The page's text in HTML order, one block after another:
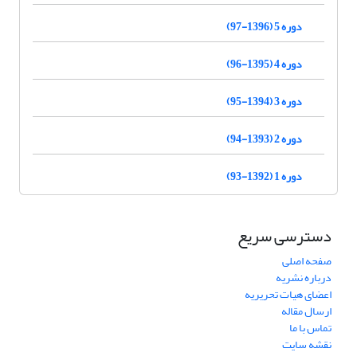
دوره 5 (1396-97)
دوره 4 (1395-96)
دوره 3 (1394-95)
دوره 2 (1393-94)
دوره 1 (1392-93)
دسترسی سریع
صفحه اصلی
درباره نشریه
اعضای هیات تحریریه
ارسال مقاله
تماس با ما
نقشه سایت